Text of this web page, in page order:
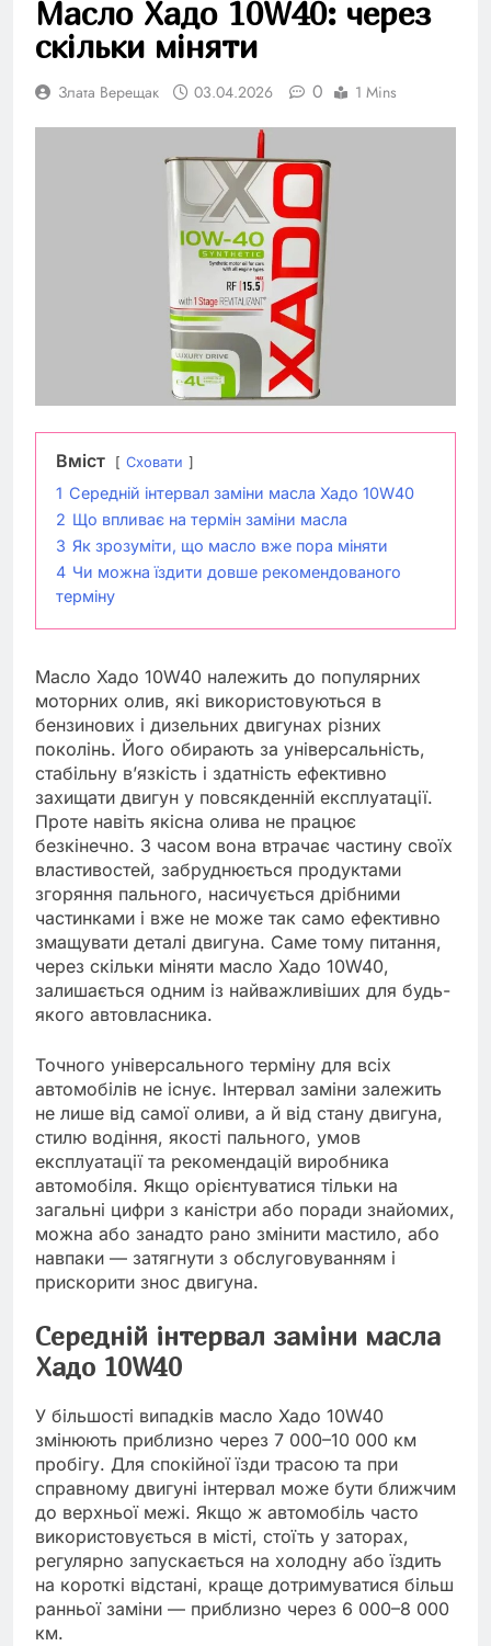
Масло Хадо 10W40: через
скільки міняти
Злата Верещак 03.04.2026 0 1 Mins
Вміст Сховати
1 Середній інтервал заміни масла Хадо 10W40
2 Що впливає на термін заміни масла
3 Як зрозуміти, що масло вже пора міняти
4 Чи можна їздити довше рекомендованого
терміну
Масло Хадо 10W40 належить до популярних
моторних олив, які використовуються в
бензинових і дизельних двигунах різних
поколінь. Його обирають за універсальність,
стабільну в’язкість і здатність ефективно
захищати двигун у повсякденній експлуатації.
Проте навіть якісна олива не працює
безкінечно. З часом вона втрачає частину своїх
властивостей, забруднюється продуктами
згоряння пального, насичується дрібними
частинками і вже не може так само ефективно
змащувати деталі двигуна. Саме тому питання,
через скільки міняти масло Хадо 10W40,
залишається одним із найважливіших для будь-
якого автовласника.
Точного універсального терміну для всіх
автомобілів не існує. Інтервал заміни залежить
не лише від самої оливи, а й від стану двигуна,
стилю водіння, якості пального, умов
експлуатації та рекомендацій виробника
автомобіля. Якщо орієнтуватися тільки на
загальні цифри з каністри або поради знайомих,
можна або занадто рано змінити мастило, або
навпаки — затягнути з обслуговуванням і
прискорити знос двигуна.
Середній інтервал заміни масла
Хадо 10W40
У більшості випадків масло Хадо 10W40
змінюють приблизно через 7 000–10 000 км
пробігу. Для спокійної їзди трасою та при
справному двигуні інтервал може бути ближчим
до верхньої межі. Якщо ж автомобіль часто
використовується в місті, стоїть у заторах,
регулярно запускається на холодну або їздить
на короткі відстані, краще дотримуватися більш
ранньої заміни — приблизно через 6 000–8 000
км.